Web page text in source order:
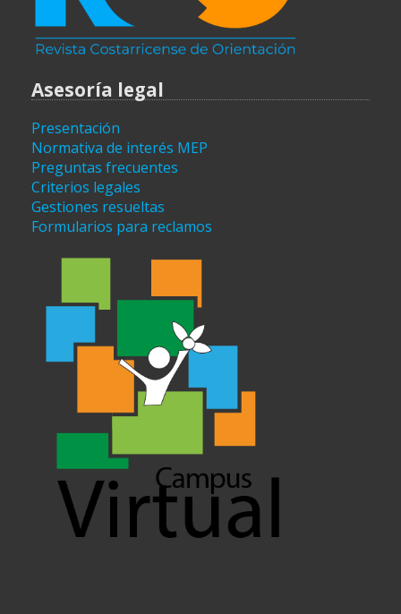
Asesoría legal
Presentación
Normativa de interés MEP
Preguntas frecuentes
Criterios legales
Gestiones resueltas
Formularios para reclamos